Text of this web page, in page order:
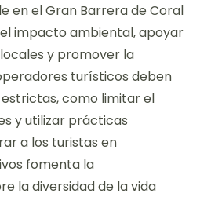
en el Gran Barrera de Coral
impacto ambiental, apoyar
y promover la
turísticos deben
como limitar el
y utilizar prácticas
a los turistas en
fomenta la
la diversidad de la vida